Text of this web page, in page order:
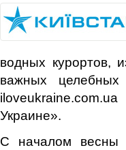
водных курортов,
важных целебных
Украине».
С началом весны